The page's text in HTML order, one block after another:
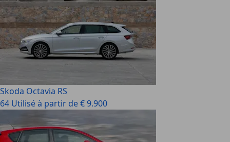
Skoda Octavia RS
64 Utilisé à partir de € 9.900